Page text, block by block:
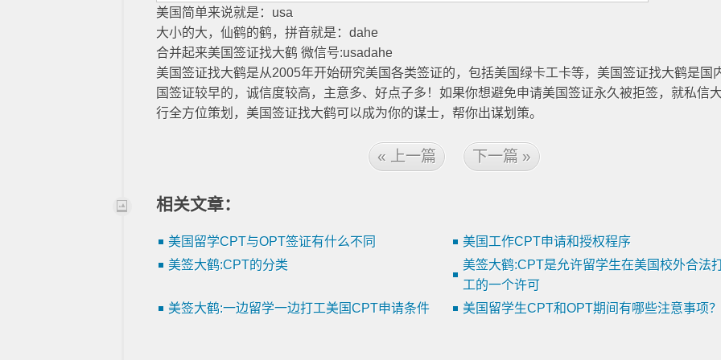
美国简单来说就是：usa
大小的大，仙鹤的鹤，拼音就是：dahe
合并起来美国签证找大鹤 微信号:usadahe
美国签证找大鹤是从2005年开始研究美国各类签证的，包括美国绿卡工卡等，美国签证找大鹤是国
国签证较早的，诚信度较高，主意多、好点子多！如果你想避免申请美国签证永久被拒签，就私信
行全方位策划，美国签证找大鹤可以成为你的谋士，帮你出谋划策。
« 上一篇 下一篇 »
相关文章：
美国留学CPT与OPT签证有什么不同
美国工作CPT申请和授权程序
美签大鹤:CPT的分类
美签大鹤:CPT是允许留学生在美国校外合法
工的一个许可
美签大鹤:一边留学一边打工美国CPT申请条件
美国留学生CPT和OPT期间有哪些注意事项？